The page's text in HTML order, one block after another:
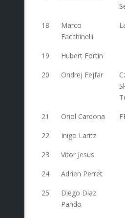
18
Marco
Facchinelli
19 Hubert Fortin
20 Ondrej Fejfar
21 Oriol Cardona
22 Inigo Laritz
23 Vitor Jesus
24 Adrien Perret
25
Diego Diaz
Pando